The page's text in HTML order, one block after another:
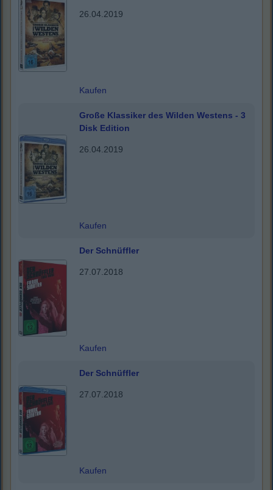
26.04.2019
Kaufen
Große Klassiker des Wilden Westens - 3
Disk Edition
26.04.2019
Kaufen
Der Schnüffler
27.07.2018
Kaufen
Der Schnüffler
27.07.2018
Kaufen